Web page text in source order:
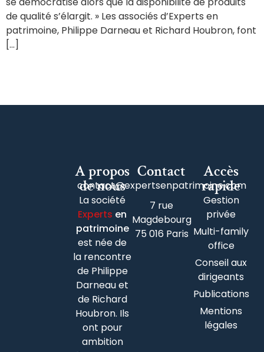
de qualité s’élargit. » Les associés d’Experts en
patrimoine, Philippe Darneau et Richard Houbron, font
[…]
A propos
de nous
La société
Experts en
patrimoine
est née de
la rencontre
de Philippe
Darneau et
de Richard
Houbron. Ils
ont pour
ambition
Contact
contact@expertsenpatrimoine.com
7 rue
Magdebourg
75 016 Paris
Accès
rapide
Gestion
privée
Multi-family
office
Conseil aux
dirigeants
Publications
Mentions
légales